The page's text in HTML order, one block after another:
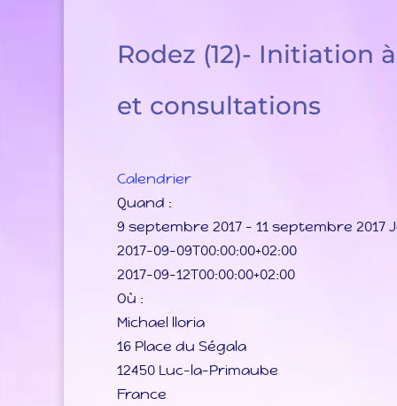
Rodez (12)- Initiation
et consultations
Calendrier
Quand :
9 septembre 2017 – 11 septembre 2017
2017-09-09T00:00:00+02:00
2017-09-12T00:00:00+02:00
Où :
Michael lloria
16 Place du Ségala
12450 Luc-la-Primaube
France